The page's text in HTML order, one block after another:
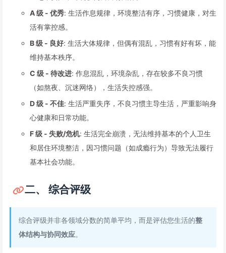
A 级 - 优秀: 生活作息规律，环境整洁有序，习惯健康，对生
活有掌控感。
B 级 - 良好: 生活大体规律，但偶有混乱，习惯有好有坏，能
维持基本秩序。
C 级 - 待改进: 作息混乱，环境杂乱，存在较多不良习惯
（如熬夜、沉迷网络），生活失控感强。
D 级 - 不佳: 生活严重失序，不良习惯主导生活，严重影响身
心健康和日常功能。
F 级 - 失败/危机: 生活完全崩溃，无法维持基本的个人卫生
和居住环境整洁，因习惯问题（如成瘾行为）导致无法履行
基本社会功能。
二、 综合评级
综合评级并非各领域分数的简单平均，而是评估您生活的整
体结构与协同效应。